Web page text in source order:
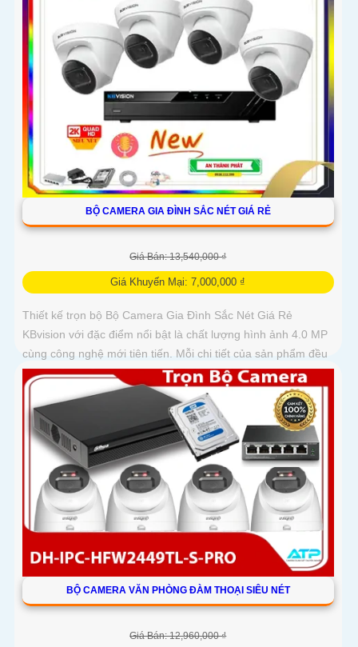
BỘ CAMERA GIA ĐÌNH SẮC NÉT GIÁ RẺ
Giá Bán: 13,540,000 ₫
Giá Khuyến Mại: 7,000,000 ₫
Thiết kế trọn bộ Bộ Camera Gia Đình Sắc Nét Giá Rẻ
KBvision với đặc điểm nổi bật là chất lượng hình ảnh 4.0 MP
cùng công nghệ mới tiên tiến. Mỗi chi tiết của sản phẩm đều
được...
BỘ CAMERA VĂN PHÒNG ĐÀM THOẠI SIÊU NÉT
Giá Bán: 12,960,000 ₫